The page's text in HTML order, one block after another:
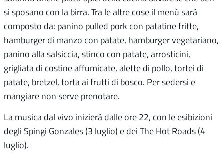
si sposano con la birra. Tra le altre cose il menù sarà
composto da: panino pulled pork con patatine fritte,
hamburger di manzo con patate, hamburger vegetariano,
panino alla salsiccia, stinco con patate, arrosticini,
grigliata di costine affumicate, alette di pollo, tortei di
patate, bretzel, torta ai frutti di bosco. Per sedersi e
mangiare non serve prenotare.
La musica dal vivo inizierà dalle ore 22, con le esibizioni
degli Spingi Gonzales (3 luglio) e dei The Hot Roads (4
luglio).